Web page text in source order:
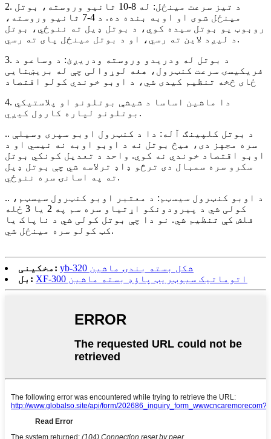
2. د تیز سرعت مینځل: له 8-10 ثانیو وروسته، بوتل
مینځل شوی او اوبه بنده ده. د 4-7 ثانیو وروسته،
روبوټ یو بوتل سیده کوي، د بوتل ډیل ته ننوځي، بوتل
د لیږد لاین ته رسي، او د بوتل مینځل پای ته رسي.
3. د بوتل له ودریدو وروسته ودریږئ: د وساعو د
فریکيسۍ سرعت کنټرول، هغه لوړوالی چې له بریښنایی
ځای څخه تنظیم کیدی شي، د اوبو خوندي کولو اقتصاد
4. دا ماشین اساسا د شیشې بوتلونو او پلاستيکي
بوتلونو لپاره کارول کیږي.
.. د بوتل کلپینګ آله: دا د کنټرول اوبو سپری وسیلې
سره مجهز دی، هیڅ بوتل نه د اوبو اوبه نه نیسي او د
اوبو اقتصاد خوندي نه کوي. واحد د تعدیل کونکي بوتل
سکرو سره سمبال دی ترڅو ډاډ ترلاسه شي چې بوتل ډیل
ته په اسانۍ سره ننوځي.
.. د اوبو کنټرول سیسټم: د معتبر اوبو کنټرول سیسټم،
کولی شي د پیرودونکو اړتیاو سره سم په 2 یا 3 ځله
فلش کې تنظیم شي. نو دا چې بوتل کولی شي د ناپاک یا
کټ کولو سره مینځل شي.
مخکینی:
yb-320 شکل بسته بندۍ ماشین
بل:
XF-300 اتوماتیک سیوټریټ پاؤډ بسته ماشین